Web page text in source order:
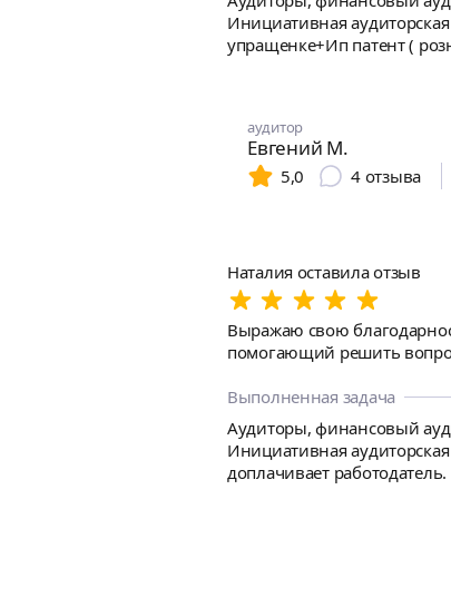
Инициативная
упращенке+Ип патент (
аудитор
Евгений М.
5,0
4 отзыва
Наталия оставила отзыв
Выражаю свою
помогающий решить
Выполненная задача
Аудиторы, финансовый
Инициативная
доплачивает работодатель.